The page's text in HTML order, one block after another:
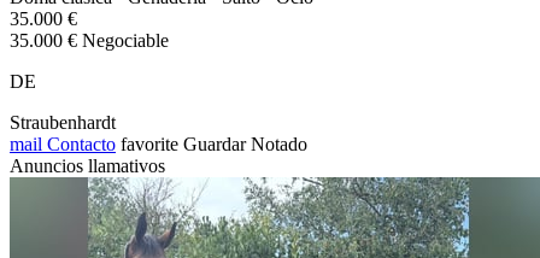
35.000 €
35.000 € Negociable
DE
Straubenhardt
mail Contacto favorite Guardar Notado
Anuncios llamativos